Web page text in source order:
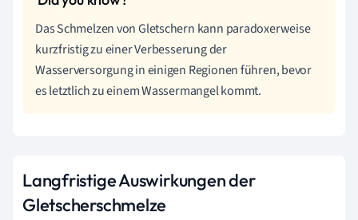
Das Schmelzen von Gletschern kann paradoxerweise
kurzfristig zu einer Verbesserung der
Wasserversorgung in einigen Regionen führen, bevor
es letztlich zu einem Wassermangel kommt.
Langfristige Auswirkungen der
Gletscherschmelze